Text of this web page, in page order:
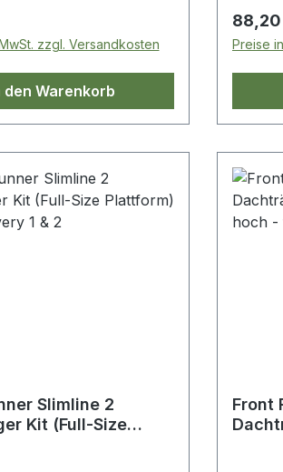
> Lumen:
Lms & Effekt – 1.950
40 W >
9 - 32 V Gleichstrom >
6.000 - 6.500 K >
-40º bis 80º >
> Lebensdauer: Mehr
Stunden >
CE ROHS IP67 ECE
EMV
zzgl. Versandkosten
den Warenkorb
88,20
Preise
Slimline 2
Kit (Full-Size
Front